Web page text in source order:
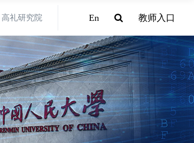
高礼研究院 En 教师入口